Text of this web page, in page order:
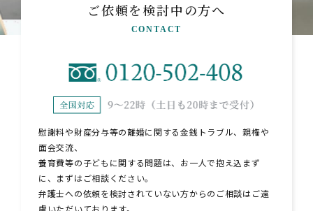
ご依頼を検討中の方へ
CONTACT
慰謝料や財産分与等の離婚に関する金銭トラブル、親権や
面会交流、
養育費等の子どもに関する問題は、お一人で抱え込まず
に、まずはご相談ください。
弁護士への依頼を検討されていない方からのご相談はご遠
慮いただいております。